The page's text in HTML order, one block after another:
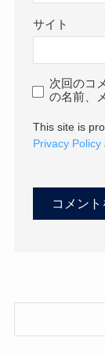
サイト
次回のコ
の名前、
This site is
Privacy Policy